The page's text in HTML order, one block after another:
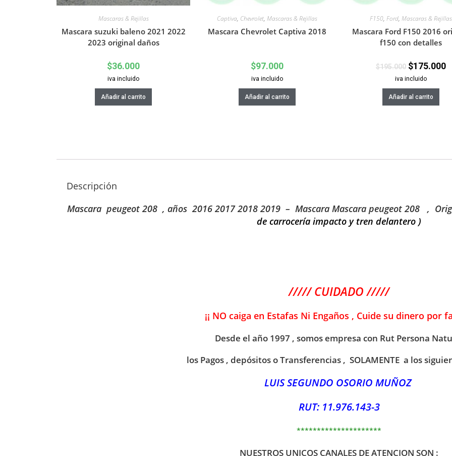
Mascaras & Rejillas
Mascara suzuki baleno 2021 2022
2023 original daños
$36.000
iva incluido
Añadir al carrito
Captiva, Chevrolet, Mascaras & Rejillas
Mascara Chevrolet Captiva 2018
$97.000
iva incluido
Añadir al carrito
F150, Ford, Mascaras & Rejillas
Mascara Ford F150 2016
f150 con detalles
$195.000 $175.000
iva incluido
Añadir al carrito
Descripción
Mascara peugeot 208 , años 2016 2017 2018 2019 – Mascara Mascara peugeot 208
,
de carrocería impacto y tren delantero )
///// CUIDADO /////
¡¡ NO caiga en Estafas Ni Engaños , Cuide su dinero por
Desde el año 1997 , somos empresa con Rut Persona
los Pagos , depósitos o Transferencias , SOLAMENTE a los
LUIS SEGUNDO OSORIO MUÑOZ
RUT: 11.976.143-3
*********************
NUESTROS UNICOS CANALES DE ATENCION SON :